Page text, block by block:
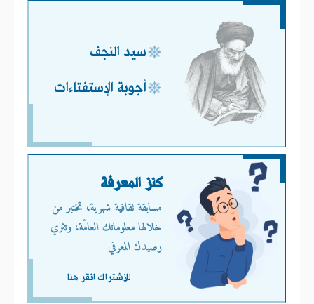
سيد النجف
أجوبة الإستفتاءات
كنز المعرفة
مسابقة ثقافية شهرية، تختبر من
خلالها معلوماتك العامّة، وتثري
رصيدك المعرفي
للأشتراك انقر هنا